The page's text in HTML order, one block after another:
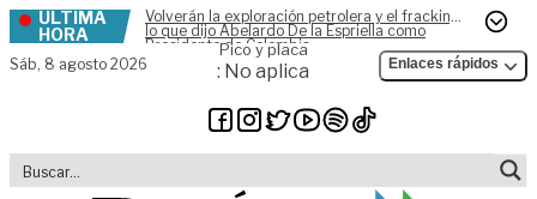
Skip to content
ÚLTIMA
HORA
Volverán la exploración petrolera y el fracking,
lo que dijo Abelardo De la Espriella como
Presidente de Colombia
Sáb, 8 agosto 2026
Pico y placa
: No aplica Enlaces rápidos